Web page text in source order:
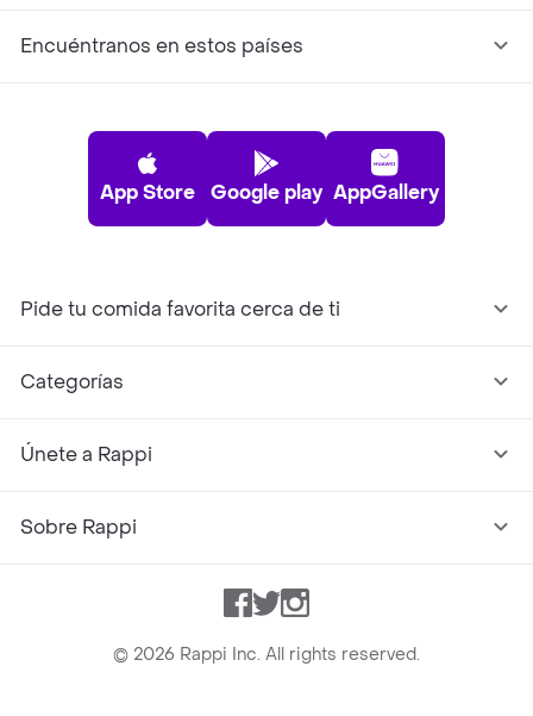
Encuéntranos en estos países
App Store Google play AppGallery
Pide tu comida favorita cerca de ti
Categorías
Únete a Rappi
Sobre Rappi
Facebook
TwitterInstagram
© 2026 Rappi Inc. All rights reserved.